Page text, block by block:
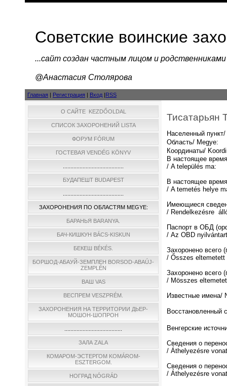
Советские воинские
...cайт создан частным лицом и
@Анастасия Столярова
Главная | Регистрация | Вход |RSS
О САЙТЕ KEZDŐOLDAL
СПИСОК ЗАХОРОНЕНИЙ LISTA
ФОРУМ FÓRUM
ГОСТЕВАЯ VENDÉG KÖNYV
БУДАПЕШТ BUDAPEST
ЗАХОРОНЕНИЯ ПО ОБЛАСТЯМ MEGYE:
БАРАНЬЯ BARANYA.
БАЧ-КИШКУН BÁCS-KISKUN
БЕКЕШ BÉKÉS.
БОРШОД-АБАУЙ-ЗЕМПЛЕН BORSOD-ABAÚJ-
ZEMPLÉN
ВАШ VAS
ВЕСПРЕМ VESZPRÉM.
ЗАХОРОНЕНИЯ НА ТЕРРИТОРИИ ДЬЕР-
МОШОН-ШОПРОН
ЗАЛА ZALA
КОМАРОМ-ЭСТЕРГОМ KOMÁROM-
ESZTERGOM.
НОГРАД NÓGRÁD
Тисатарьян
Населенный
Область/ Megye:
Координаты/
В настоящее
/ A település ma:
В настоящее
/ A temetés helye
Имеющиеся
/ Rendelkezésre
Паспорт в ОБД
/ Az OBD
Захоронено всего
/ Ősszes eltemetett
Захоронено всего
/ Мösszes
Известные имена/
Восстановленный
Венгерские
Сведения о
/ Áthelyezésre
Сведения о
/ Áthelyezésre